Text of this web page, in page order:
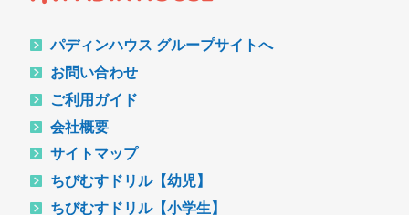
パディンハウス グループサイトへ
お問い合わせ
ご利用ガイド
会社概要
サイトマップ
ちびむすドリル【幼児】
ちびむすドリル【小学生】